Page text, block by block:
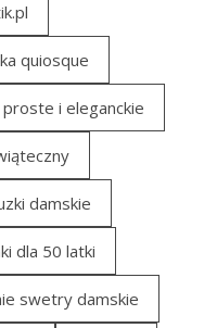
quiosque
proste i eleganckie
damskie
dla 50 latki
swetry damskie